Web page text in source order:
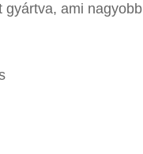
gyártva, ami nagyobb